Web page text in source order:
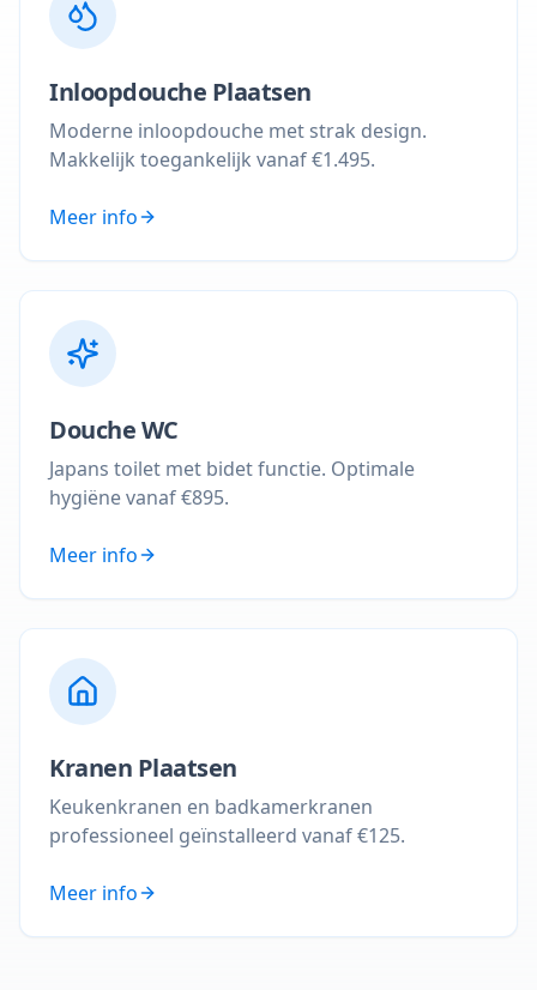
Inloopdouche Plaatsen
Moderne inloopdouche met strak design.
Makkelijk toegankelijk vanaf €1.495.
Meer info
Douche WC
Japans toilet met bidet functie. Optimale
hygiëne vanaf €895.
Meer info
Kranen Plaatsen
Keukenkranen en badkamerkranen
professioneel geïnstalleerd vanaf €125.
Meer info